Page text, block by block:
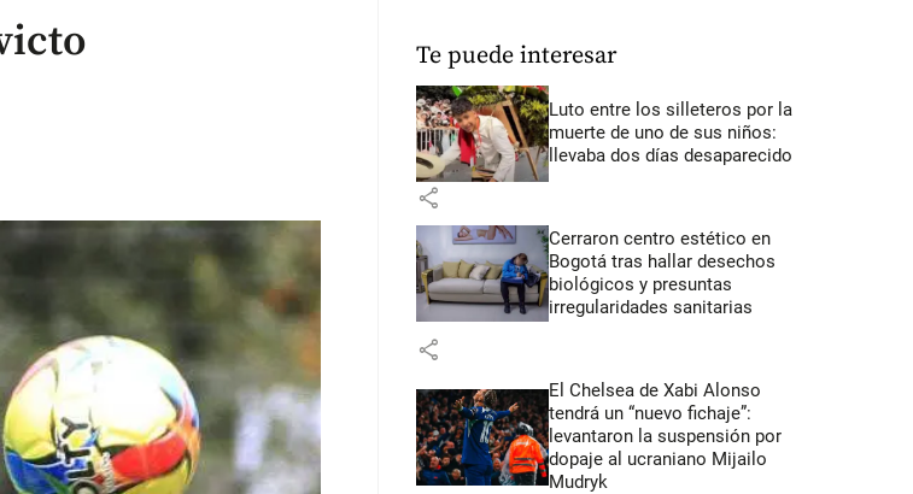
Te puede interesar
Luto entre los silleteros por la
muerte de uno de sus niños:
llevaba dos días desaparecido
share
Cerraron centro estético en
Bogotá tras hallar desechos
biológicos y presuntas
irregularidades sanitarias
share
El Chelsea de Xabi Alonso
tendrá un “nuevo fichaje”:
levantaron la suspensión por
dopaje al ucraniano Mijailo
Mudryk